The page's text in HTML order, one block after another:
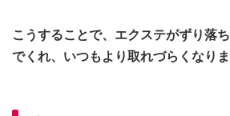
こうすることで、エクステがずり落
でくれ、いつもより取れづらくなりま